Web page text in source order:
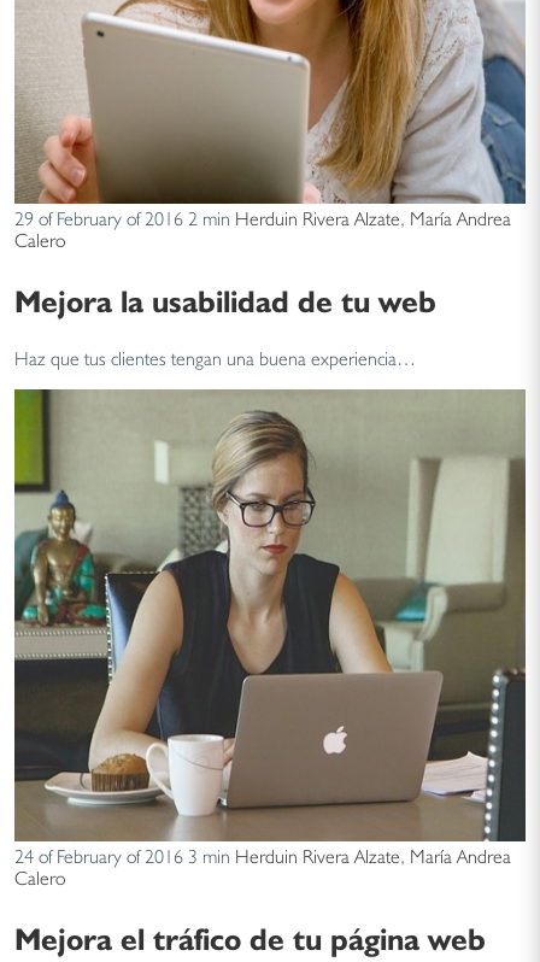
29 of February of 2016 2 min Herduin Rivera Alzate, María Andrea
Calero
Mejora la usabilidad de tu web
Haz que tus clientes tengan una buena experiencia…
24 of February of 2016 3 min Herduin Rivera Alzate, María Andrea
Calero
Mejora el tráfico de tu página web